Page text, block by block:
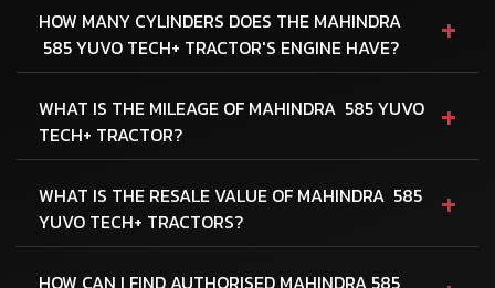
HOW MANY CYLINDERS DOES THE MAHINDRA
585 YUVO TECH+ TRACTOR'S ENGINE HAVE?
+
WHAT IS THE MILEAGE OF MAHINDRA 585 YUVO
TECH+ TRACTOR?
+
WHAT IS THE RESALE VALUE OF MAHINDRA 585
YUVO TECH+ TRACTORS?
+
HOW CAN I FIND AUTHORISED MAHINDRA 585